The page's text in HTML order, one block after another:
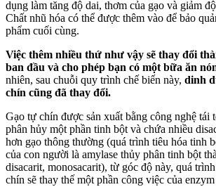
dụng làm tăng độ dai, thơm của gạo và giảm
Chất nhũ hóa có thể được thêm vào để bảo
phẩm cuối cùng.
Việc thêm nhiều thứ như vậy sẽ thay đổi
ban đầu và cho phép bạn có một bữa ăn
nhiên, sau chuỗi quy trình chế biến này, dinh
chín cũng đã thay đổi.
Gạo tự chín được sản xuất bằng công nghệ tái
phân hủy một phần tinh bột và chứa nhiều
hơn gạo thông thường (quá trình tiêu hóa tinh
của con người là amylase thủy phân tinh bột
disacarit, monosacarit), từ góc độ này, quá
chín sẽ thay thế một phần công việc của